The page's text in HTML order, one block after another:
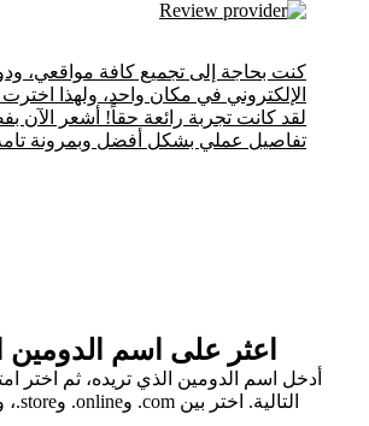
كنت بحاجة إلى تجميع كافة مواقعي،
لقد كانت تجربة رائعة حقاً! أشعر الآن
تفاصيل عملي بشكل أفضل وبمرونة
اعثر على اسم الدومين
أدخل اسم الدومين الذي تريده، ثم اختر
التالية. اختر بين com. وonline. وstore.، وغيرها الكثير.